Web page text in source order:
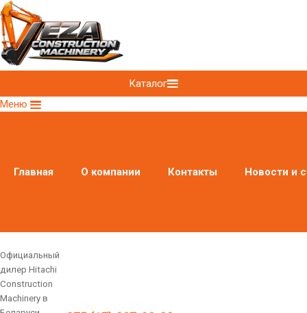
Каталог
Меню
Главная О компании Контакты Новости и
Официальный
дилер Hitachi
Construction
Machinery в